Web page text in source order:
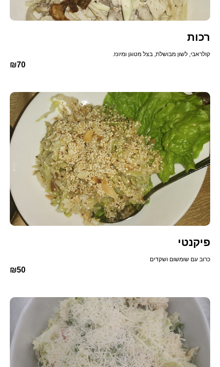
רכות
קולראבי, לשון מבושלת, בצל מטוגן ומיונז.
₪70
פיקנטי
כרוב עם שומשום ושקדים
₪50